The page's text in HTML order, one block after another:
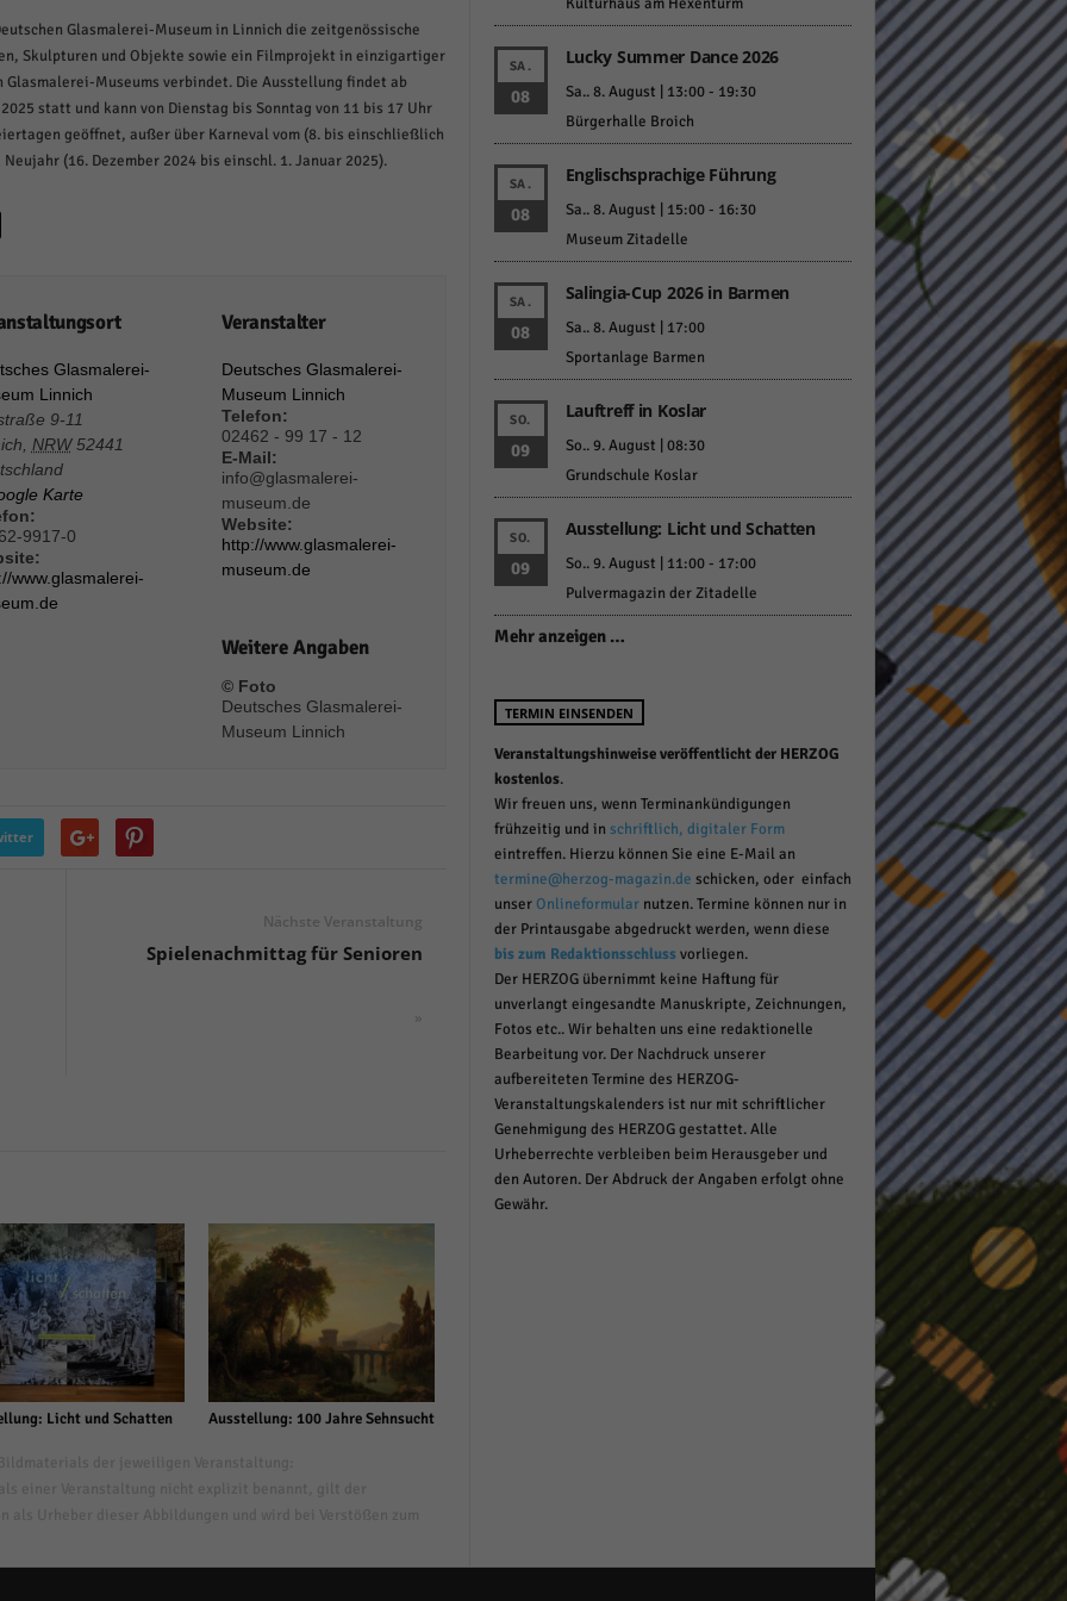
Glasmalerei-Museum in Linnich die zeitgenössische
Skulpturen und Objekte sowie ein Filmprojekt in einzigartiger
Museums verbindet. Die Ausstellung findet ab
statt und kann von Dienstag bis Sonntag von 11 bis 17 Uhr
geöffnet, außer über Karneval vom (8. bis einschließlich
(16. Dezember 2024 bis einschl. 1. Januar 2025).
Glasmalerei-
Linnich
9-11
NRW 52441
Karte
9917-0
www.glasmalerei-
Veranstalter
Deutsches Glasmalerei-
Museum Linnich
Telefon:
02462 - 99 17 - 12
E-Mail:
info@glasmalerei-
museum.de
Website:
http://www.glasmalerei-
museum.de
Weitere Angaben
© Foto
Deutsches Glasmalerei-
Museum Linnich
Nächste Veranstaltung
Spielenachmittag für Senioren
»
Licht und Schatten Ausstellung: 100 Jahre Sehnsucht
SA.
08
Lucky Summer Dance 2026
Sa.. 8. August | 13:00- 19:30
Bürgerhalle Broich
SA.
08
Englischsprachige Führung
Sa.. 8. August | 15:00- 16:30
Museum Zitadelle
SA.
08
Salingia-Cup 2026 in Barmen
Sa.. 8. August | 17:00
Sportanlage Barmen
SO.
09
Lauftreff in Koslar
So.. 9. August | 08:30
Grundschule Koslar
SO.
09
Ausstellung: Licht und Schatten
So.. 9. August | 11:00- 17:00
Pulvermagazin der Zitadelle
Mehr anzeigen …
TERMIN EINSENDEN
Veranstaltungshinweise veröffentlicht der HERZOG
kostenlos.
Wir freuen uns, wenn Terminankündigungen
frühzeitig und in schriftlich, digitaler Form
eintreffen. Hierzu können Sie eine E-Mail an
termine@herzog-magazin.de schicken, oder einfach
unserOnlineformularnutzen. Termine können nur in
der Printausgabe abgedruckt werden, wenn diese
bis zum Redaktionsschlussvorliegen.
Der HERZOG übernimmt keine Haftung für
unverlangt eingesandte Manuskripte, Zeichnungen,
Fotos etc.. Wir behalten uns eine redaktionelle
Bearbeitung vor. Der Nachdruck unserer
aufbereiteten Termine des HERZOG-
Veranstaltungskalenders ist nur mit schriftlicher
Genehmigung des HERZOG gestattet. Alle
Urheberrechte verbleiben beim Herausgeber und
den Autoren. Der Abdruck der Angaben erfolgt ohne
Gewähr.
(1)
Cookies ermöglichen grundlegende Funktionen und sind für die einwandfreie
der Website erforderlich.
Cookie-Informationen anzeigen
Statistiken
Cookies erfassen Informationen anonym. Diese Informationen helfen uns zu verstehen,
Besucher unsere Website nutzen.
(1) Marketing
Cookies werden von Drittanbietern oder Publishern verwendet, um personalisierte
anzuzeigen. Sie tun dies, indem sie Besucher über Websites hinweg verfolgen.
Cookie-Informationen anzeigen
Medien (6) Externe Medien
von Videoplattformen und Social-Media-Plattformen werden standardmäßig blockiert.
Cookies von externen Medien akzeptiert werden, bedarf der Zugriff auf diese Inhalte
manuellen Einwilligung mehr.